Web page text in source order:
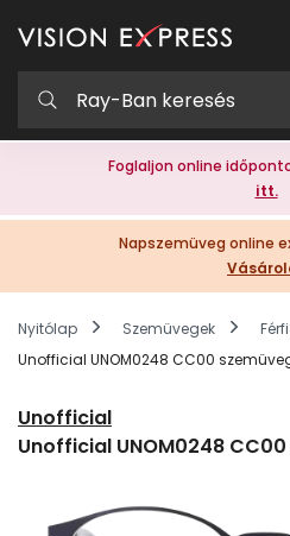
Foglaljon online
itt.
Napszemüveg online
Nyitólap Szemüvegek Férfi
Unofficial UNOM0248 CC00
Unofficial
Unofficial UNOM0248